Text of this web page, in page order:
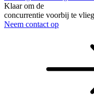
Klaar om de
concurrentie voorbij te
Neem contact op